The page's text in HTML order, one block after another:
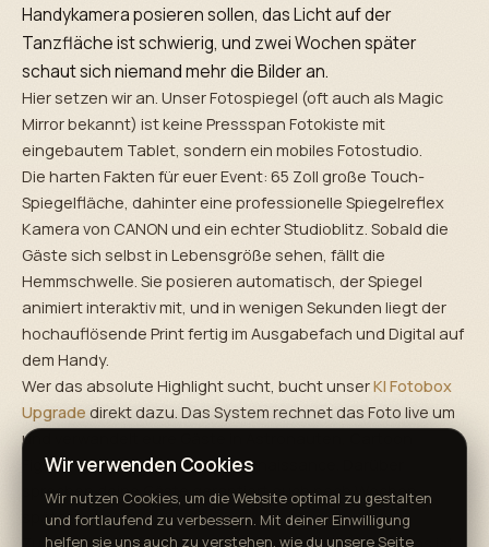
Handykamera posieren sollen, das Licht auf der
Tanzfläche ist schwierig, und zwei Wochen später
schaut sich niemand mehr die Bilder an.
Hier setzen wir an. Unser Fotospiegel (oft auch als Magic
Mirror bekannt) ist keine Pressspan Fotokiste mit
eingebautem Tablet, sondern ein mobiles Fotostudio.
Die harten Fakten für euer Event: 65 Zoll große Touch-
Spiegelfläche, dahinter eine professionelle Spiegelreflex
Kamera von CANON und ein echter Studioblitz. Sobald die
Gäste sich selbst in Lebensgröße sehen, fällt die
Hemmschwelle. Sie posieren automatisch, der Spiegel
animiert interaktiv mit, und in wenigen Sekunden liegt der
hochauflösende Print fertig im Ausgabefach und Digital auf
dem Handy.
Wer das absolute Highlight sucht, bucht unserKI Fotobox
Upgrade direkt dazu. Das System rechnet das Foto live um
und verwandelt eure Gäste in Astronauten, Cartoon
Figuren oder Adelige aus der Renaissance. Darüber
sprechen deine Gäste garantiert auch noch Wochen
später.
Wir verwenden Cookies
Wir nutzen Cookies, um die Website optimal zu gestalten
und fortlaufend zu verbessern. Mit deiner Einwilligung
helfen sie uns auch zu verstehen, wie du unsere Seite